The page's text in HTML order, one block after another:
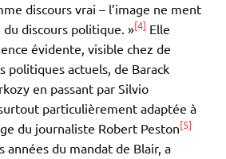
discours vrai – l’image ne ment
discours politique. »[4] Elle
évidente, visible chez de
politiques actuels, de Barack
en passant par Silvio
particulièrement adaptée à
du journaliste Robert Peston[5]
années du mandat de Blair, a